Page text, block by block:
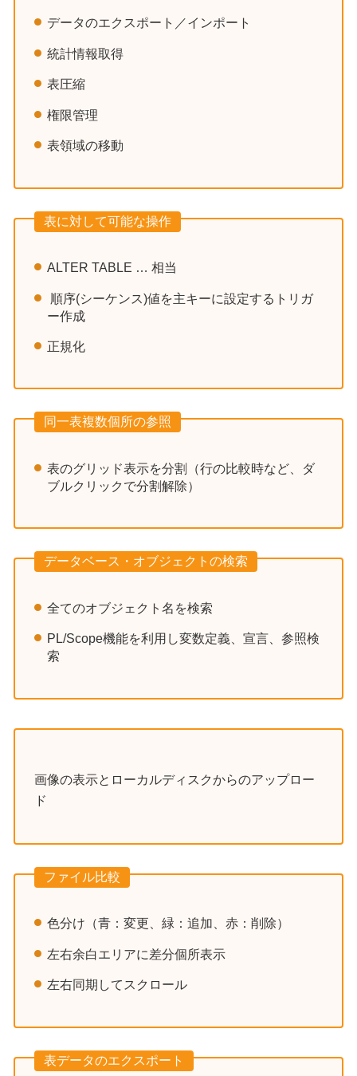
データのエクスポート／インポート
統計情報取得
表圧縮
権限管理
表領域の移動
表に対して可能な操作
ALTER TABLE … 相当
順序(シーケンス)値を主キーに設定するトリガ
ー作成
正規化
同一表複数個所の参照
表のグリッド表示を分割（行の比較時など、ダ
ブルクリックで分割解除）
データベース・オブジェクトの検索
全てのオブジェクト名を検索
PL/Scope機能を利用し変数定義、宣言、参照検
索
画像の表示とローカルディスクからのアップロー
ド
ファイル比較
色分け（青：変更、緑：追加、赤：削除）
左右余白エリアに差分個所表示
左右同期してスクロール
表データのエクスポート